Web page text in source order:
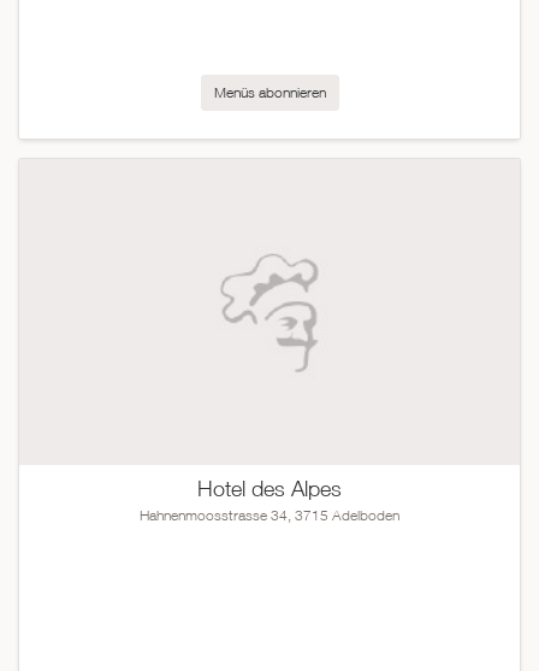
Menüs abonnieren
Hotel des Alpes
Hahnenmoosstrasse 34, 3715 Adelboden